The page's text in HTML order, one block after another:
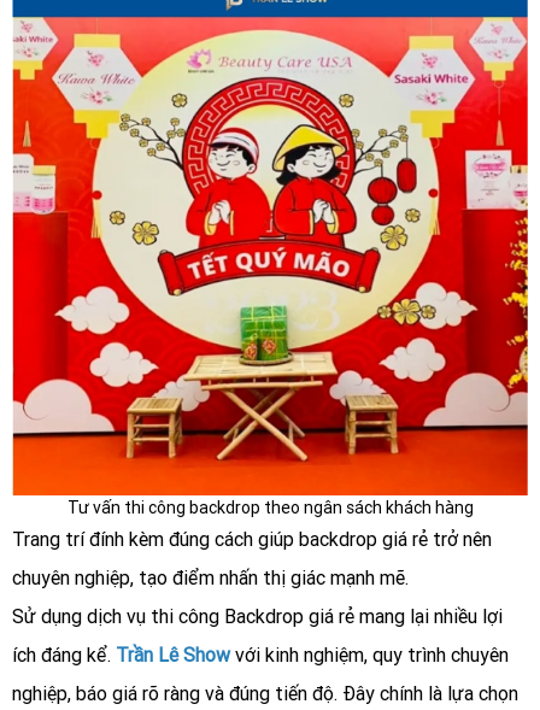
Tư vấn thi công backdrop theo ngân sách khách hàng
Trang trí đính kèm đúng cách giúp backdrop giá rẻ trở nên
chuyên nghiệp, tạo điểm nhấn thị giác mạnh mẽ.
Sử dụng dịch vụ thi công Backdrop giá rẻ mang lại nhiều lợi
ích đáng kể. Trần Lê Showvới kinh nghiệm, quy trình chuyên
nghiệp, báo giá rõ ràng và đúng tiến độ. Đây chính là lựa chọn